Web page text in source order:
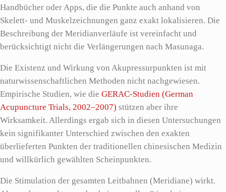
Handbücher oder Apps, die die Punkte auch anhand von
Skelett- und Muskelzeichnungen ganz exakt lokalisieren. Die
Beschreibung der Meridianverläufe ist vereinfacht und
berücksichtigt nicht die Verlängerungen nach Masunaga.
Die Existenz und Wirkung von Akupressurpunkten ist mit
naturwissenschaftlichen Methoden nicht nachgewiesen.
Empirische Studien, wie die GERAC-Studien (German
Acupuncture Trials, 2002–2007) stützen aber ihre
Wirksamkeit. Allerdings ergab sich in diesen Untersuchungen
kein signifikanter Unterschied zwischen den exakten
überlieferten Punkten der traditionellen chinesischen Medizin
und willkürlich gewählten Scheinpunkten.
Die Stimulation der gesamten Leitbahnen (Meridiane) wirkt.